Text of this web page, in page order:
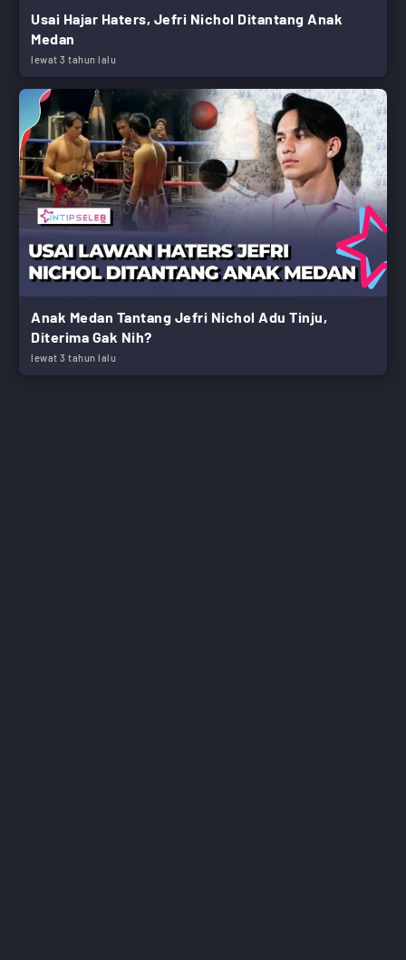
Usai Hajar Haters, Jefri Nichol Ditantang Anak
Medan
lewat 3 tahun lalu
Anak Medan Tantang Jefri Nichol Adu Tinju,
Diterima Gak Nih?
lewat 3 tahun lalu